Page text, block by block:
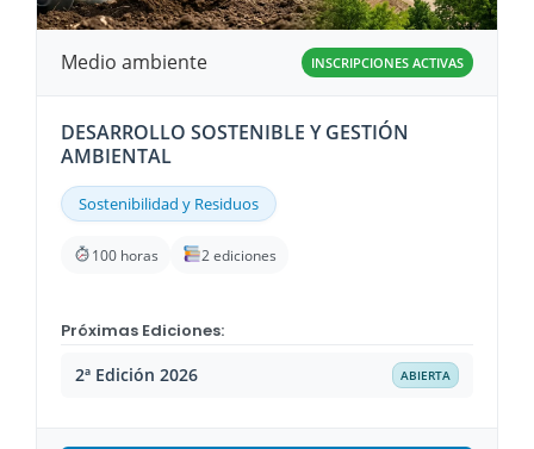
Medio ambiente INSCRIPCIONES ACTIVAS
DESARROLLO SOSTENIBLE Y GESTIÓN
AMBIENTAL
Sostenibilidad y Residuos
100 horas 2 ediciones
Próximas Ediciones:
2ª Edición 2026
ABIERTA